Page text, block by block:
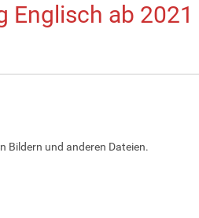
Englisch ab 2021
Bildern und anderen Dateien.